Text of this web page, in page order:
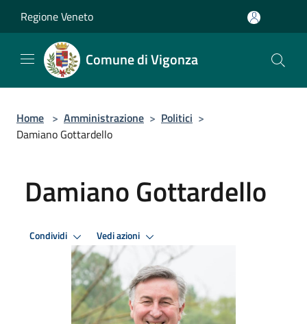
Regione Veneto
Comune di Vigonza
Home > Amministrazione > Politici >
Damiano Gottardello
Damiano Gottardello
Condividi Vedi azioni